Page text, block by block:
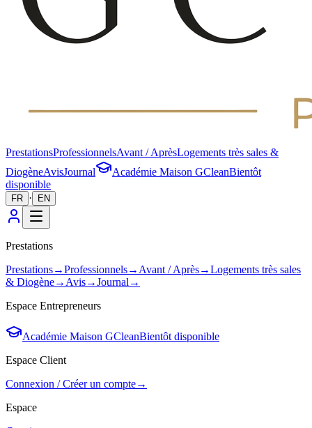
PrestationsProfessionnelsAvant / AprèsLogements très sales &
DiogèneAvisJournal Académie Maison GCleanBientôt
disponible
FR · EN
Prestations
Prestations→Professionnels→ Avant / Après→Logements très sales
& Diogène→ Avis→Journal →
Espace Entrepreneurs
Académie Maison GCleanBientôt disponible
Espace Client
Connexion / Créer un compte→
Espace